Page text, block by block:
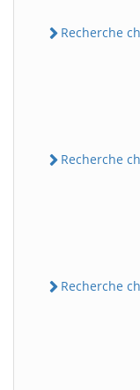
Recherche
Recherche
Recherche